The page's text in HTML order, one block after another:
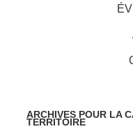
ARCHIVES POUR LA
TERRITOIRE